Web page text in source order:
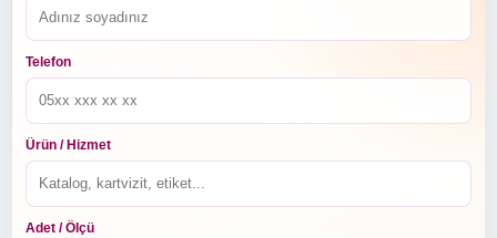
Telefon
Ürün / Hizmet
Adet / Ölçü